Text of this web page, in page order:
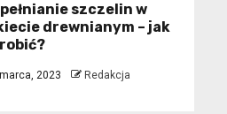
szczelin w
drewnianym – jak
2023 Redakcja